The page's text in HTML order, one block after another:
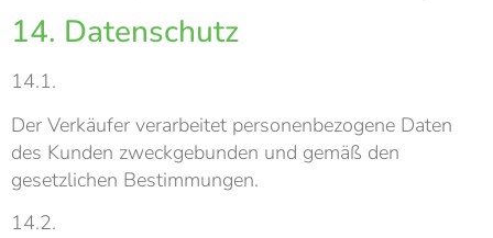
14. Datenschutz
14.1.
Der Verkäufer verarbeitet personenbezogene Daten
des Kunden zweckgebunden und gemäß den
gesetzlichen Bestimmungen.
14.2.